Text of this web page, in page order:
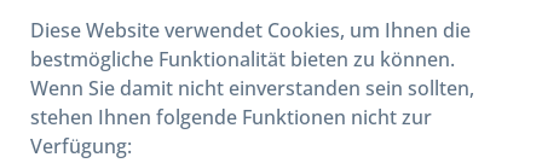
Datenschutzerklärung
1. Name und Anschrift des Verantwortlichen
Der Verantwortliche im Sinne der Datenschutz-
Diese Website verwendet Cookies, um Ihnen die
bestmögliche Funktionalität bieten zu können.
Wenn Sie damit nicht einverstanden sein sollten,
stehen Ihnen folgende Funktionen nicht zur
Verfügung: